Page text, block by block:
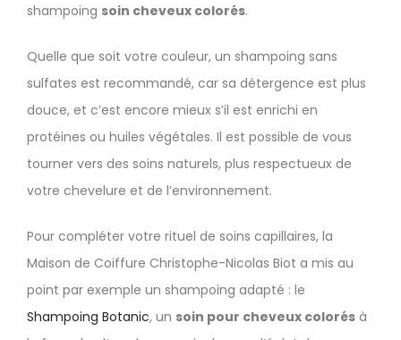
shampoing soin cheveux colorés.
Quelle que soit votre couleur, un shampoing sans
sulfates est recommandé, car sa détergence est plus
douce, et c’est encore mieux s’il est enrichi en
protéines ou huiles végétales. Il est possible de vous
tourner vers des soins naturels, plus respectueux de
votre chevelure et de l’environnement.
Pour compléter votre rituel de soins capillaires, la
Maison de Coiffure Christophe-Nicolas Biot a mis au
point par exemple un shampoing adapté : le
Shampoing Botanic, un soin pour cheveux colorés à